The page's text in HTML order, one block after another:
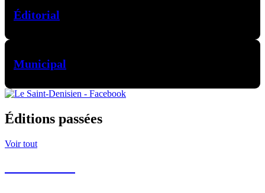
Éditorial
Municipal
Éditions passées
Voir tout